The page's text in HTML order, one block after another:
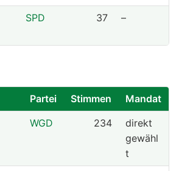
SPD 37 –
Partei Stimmen
Mandat
WGD 234
direkt
gewähl
t